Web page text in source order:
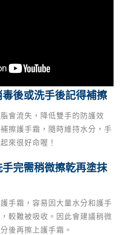
後或洗手後記得補擦
會流失，降低雙手的防護效
擦護手霜，隨時維持水分，手
來很好命喔！
完需稍微擦乾再塗抹
手霜，容易因大量水分和護手
較難被吸收。因此會建議稍微
後再擦上護手霜。